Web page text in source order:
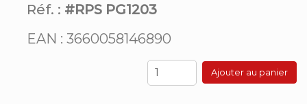
Réf. : #RPS PG1203
EAN : 3660058146890
Ajouter au panier